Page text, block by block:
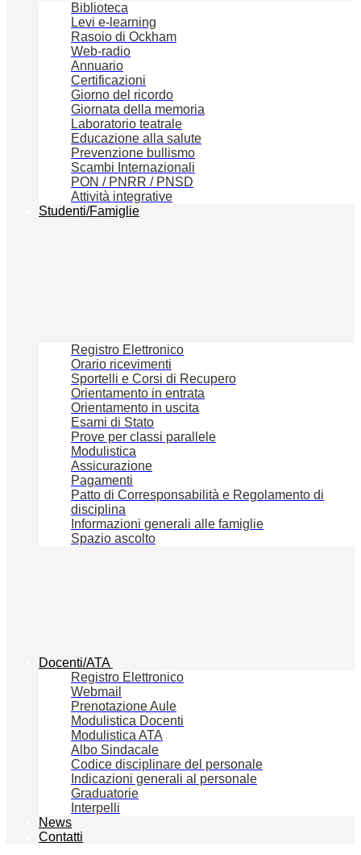
Biblioteca
Levi e-learning
Rasoio di Ockham
Web-radio
Annuario
Certificazioni
Giorno del ricordo
Giornata della memoria
Laboratorio teatrale
Educazione alla salute
Prevenzione bullismo
Scambi Internazionali
PON / PNRR / PNSD
Attività integrative
Studenti/Famiglie
Registro Elettronico
Orario ricevimenti
Sportelli e Corsi di Recupero
Orientamento in entrata
Orientamento in uscita
Esami di Stato
Prove per classi parallele
Modulistica
Assicurazione
Pagamenti
Patto di Corresponsabilità e Regolamento di
disciplina
Informazioni generali alle famiglie
Spazio ascolto
Docenti/ATA
Registro Elettronico
Webmail
Prenotazione Aule
Modulistica Docenti
Modulistica ATA
Albo Sindacale
Codice disciplinare del personale
Indicazioni generali al personale
Graduatorie
Interpelli
News
Contatti